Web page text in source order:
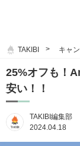
TAKIBI キャ
25%オフも！
安い！！
TAKIBI編集部
2024.04.18